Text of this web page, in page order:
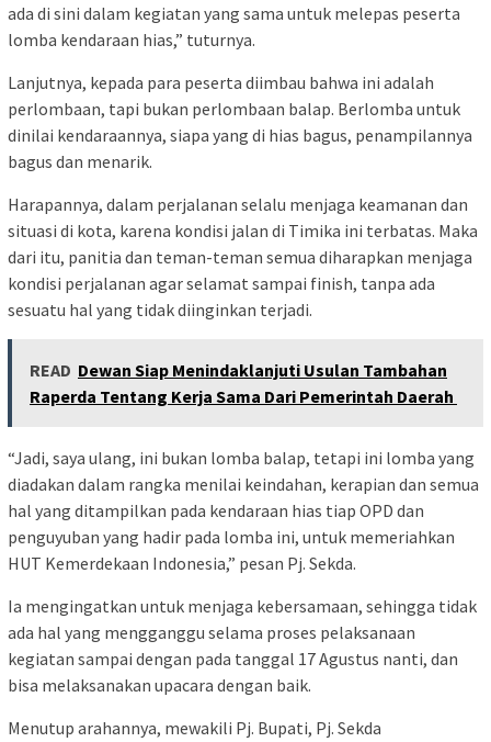
ada di sini dalam kegiatan yang sama untuk melepas peserta
lomba kendaraan hias,” tuturnya.
Lanjutnya, kepada para peserta diimbau bahwa ini adalah
perlombaan, tapi bukan perlombaan balap. Berlomba untuk
dinilai kendaraannya, siapa yang di hias bagus, penampilannya
bagus dan menarik.
Harapannya, dalam perjalanan selalu menjaga keamanan dan
situasi di kota, karena kondisi jalan di Timika ini terbatas. Maka
dari itu, panitia dan teman-teman semua diharapkan menjaga
kondisi perjalanan agar selamat sampai finish, tanpa ada
sesuatu hal yang tidak diinginkan terjadi.
READ Dewan Siap Menindaklanjuti Usulan Tambahan
Raperda Tentang Kerja Sama Dari Pemerintah Daerah
“Jadi, saya ulang, ini bukan lomba balap, tetapi ini lomba yang
diadakan dalam rangka menilai keindahan, kerapian dan semua
hal yang ditampilkan pada kendaraan hias tiap OPD dan
penguyuban yang hadir pada lomba ini, untuk memeriahkan
HUT Kemerdekaan Indonesia,” pesan Pj. Sekda.
Ia mengingatkan untuk menjaga kebersamaan, sehingga tidak
ada hal yang mengganggu selama proses pelaksanaan
kegiatan sampai dengan pada tanggal 17 Agustus nanti, dan
bisa melaksanakan upacara dengan baik.
Menutup arahannya, mewakili Pj. Bupati, Pj. Sekda